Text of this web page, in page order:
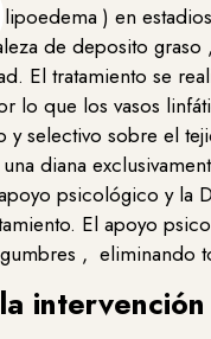
) en
de deposito
El tratamiento se
lo que los vasos
y selectivo sobre el
diana
psicológico y la
El apoyo
, eliminando